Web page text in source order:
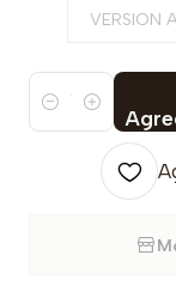
VERSION
Cantidad